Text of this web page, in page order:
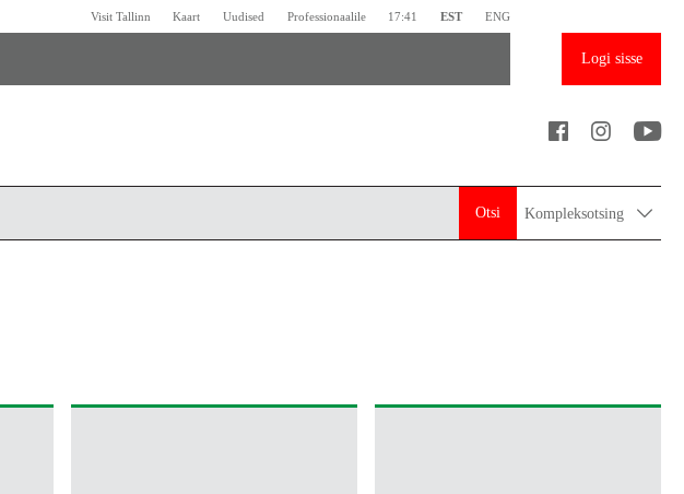
Visit Tallinn Kaart Uudised Professionaalile 17:41 EST ENG
Logi sisse
Otsi Kompleksotsing